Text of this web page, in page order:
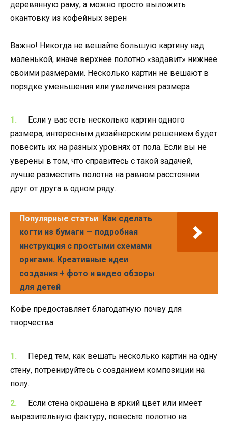
деревянную раму, а можно просто выложить
окантовку из кофейных зерен
Важно! Никогда не вешайте большую картину над
маленькой, иначе верхнее полотно «задавит» нижнее
своими размерами. Несколько картин не вешают в
порядке уменьшения или увеличения размера
Если у вас есть несколько картин одного
размера, интересным дизайнерским решением будет
повесить их на разных уровнях от пола. Если вы не
уверены в том, что справитесь с такой задачей,
лучше разместить полотна на равном расстоянии
друг от друга в одном ряду.
Популярные статьи Как сделать
когти из бумаги — подробная
инструкция с простыми схемами
оригами. Креативные идеи
создания + фото и видео обзоры
для детей
Кофе предоставляет благодатную почву для
творчества
Перед тем, как вешать несколько картин на одну
стену, потренируйтесь с созданием композиции на
полу.
Если стена окрашена в яркий цвет или имеет
выразительную фактуру, повесьте полотно на